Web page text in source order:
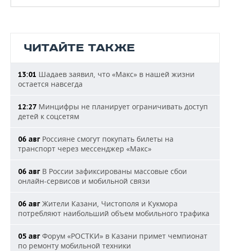
ЧИТАЙТЕ ТАКЖЕ
13:01 Шадаев заявил, что «Макс» в нашей жизни
остается навсегда
12:27 Минцифры не планирует ограничивать доступ
детей к соцсетям
06 авг Россияне смогут покупать билеты на
транспорт через мессенджер «Макс»
06 авг В России зафиксированы массовые сбои
онлайн-сервисов и мобильной связи
06 авг Жители Казани, Чистополя и Кукмора
потребляют наибольший объем мобильного трафика
05 авг Форум «РОСТКИ» в Казани примет чемпионат
по ремонту мобильной техники